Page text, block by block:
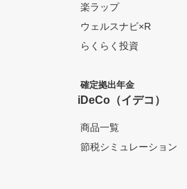
楽ラップ
ウェルスナビ×R
らくらく投資
確定拠出年金
iDeCo（イデコ）
商品一覧
節税シミュレーション